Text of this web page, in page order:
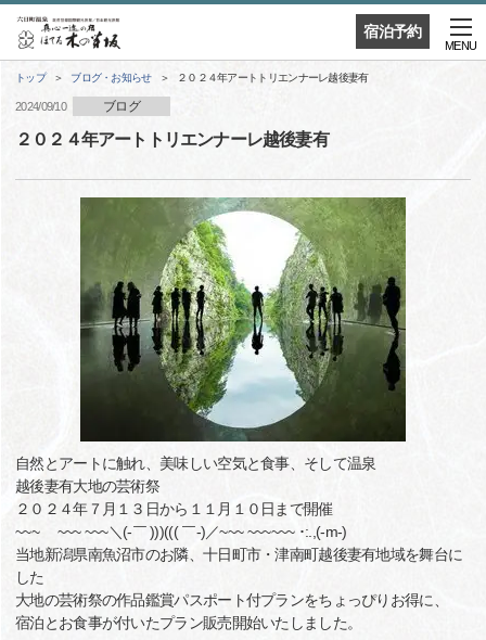
宿泊予約
MENU
トップ ブログ・お知らせ ２０２４年アートトリエンナーレ越後妻有
2024/09/10 ブログ
２０２４年アートトリエンナーレ越後妻有
自然とアートに触れ、美味しい空気と食事、そして温泉
越後妻有大地の芸術祭
２０２４年７月１３日から１１月１０日まで開催
~~~ ~~~ ~~~＼(‐￣ )))((( ￣‐)／~~~ ~~~~~~ ･:.,(-m-)
当地新潟県南魚沼市のお隣、十日町市・津南町越後妻有地域を舞台に
した
大地の芸術祭の作品鑑賞パスポート付プランをちょっぴりお得に、
宿泊とお食事が付いたプラン販売開始いたしました。